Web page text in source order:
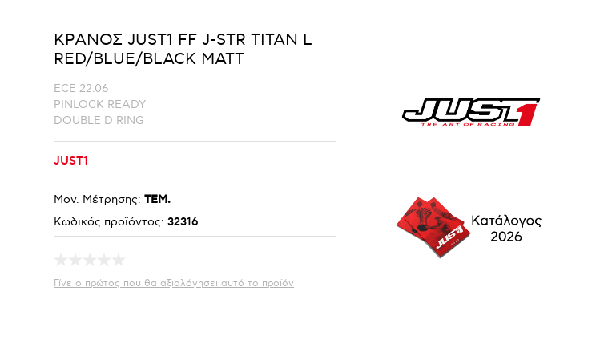
ΚΡΑΝΟΣ JUST1 FF J-STR TITAN L
RED/BLUE/BLACK MATT
ECE 22.06
PINLOCK READY
DOUBLE D RING
JUST1
Μον. Μέτρησης: ΤΕΜ.
Κωδικός προϊόντος: 32316
Γίνε ο πρώτος που θα αξιολόγησει αυτό το προϊόν